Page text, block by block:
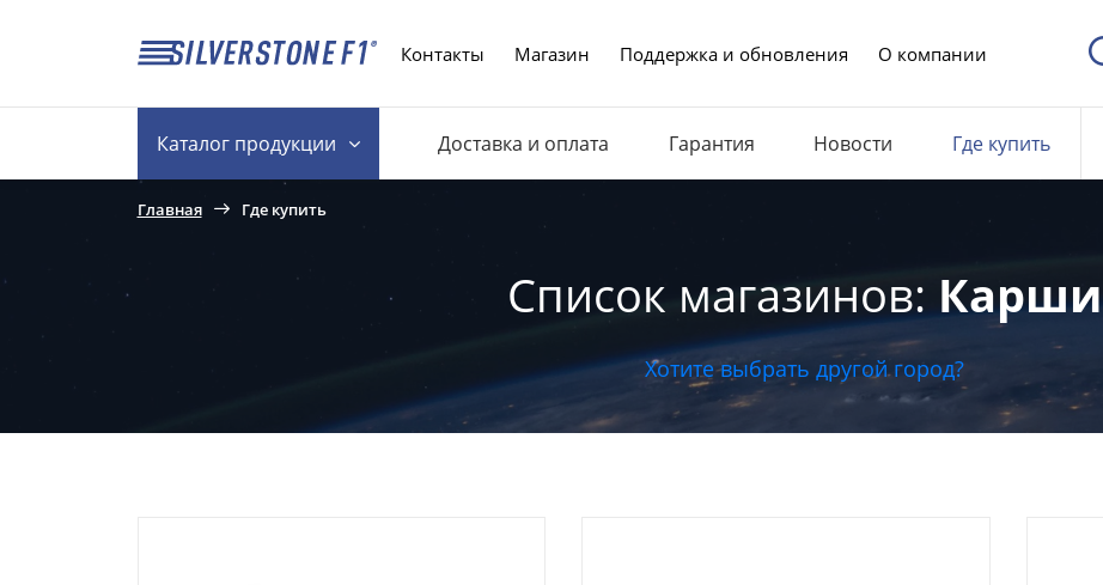
Контакты Магазин Поддержка и обновления О компании
Каталогпродукции Доставка и оплата Гарантия Новости Где купить
Главная Где купить
Список магазинов: Карши
Хотите выбрать другой город?